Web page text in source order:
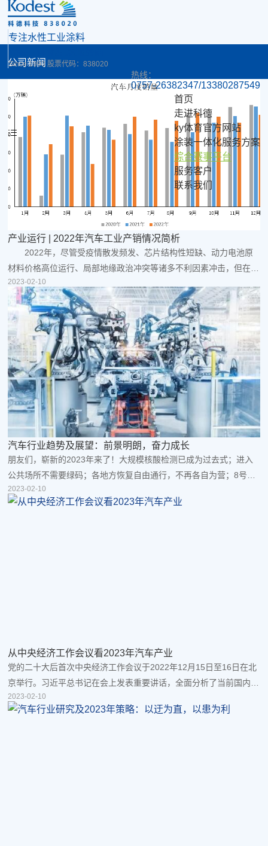
专注水性工业涂料
Since 1993 股票代码：838020
热线：
0757-26382347/13380287549
首页
走进科德
ky体育官方网站
涂装一体化服务方案
综合赛事平台
服务客户
联系我们
公司新闻
行业动态
技术干货
首页
产业运行 | 2022年汽车工业产销情况简析
2022年，尽管受疫情散发频发、芯片结构性短缺、动力电池原
材料价格高位运行、局部地缘政治冲突等诸多不利因素冲击，但在购
置税减半等一系列稳增长、促消费政策的有效拉动下，在全行业企业
共同努力下，中国汽车市场在逆境下整体复苏向好，实现正增长，展
现出强大的发展韧性。 2022年12月，汽车产销分别完成238.3万
辆和255.6万辆，产量环比下降0.3%，销量环比增长9.7%，同比分
别下降18.2%和8.4%。 2022年，汽车产销分别完成...
2023-02-10
汽车行业趋势及​展望：前景明朗，奋力成长
朋友们，崭新的2023年来了！大规模核酸检测已成为过去式；进入
公共场所不需要绿码；各地方恢复自由通行，不再各自为营；8号开
始回国不再需要集中隔离，中国正式全面放开！过去的一年，面对着
疫情、材料稀缺、一“芯”难求、成本上升、物流受阻等问题，让中国
2023-02-10
从中央经济工作会议看2023年汽车产业
党的二十大后首次中央经济工作会议于2022年12月15日至16日在北
京举行。习近平总书记在会上发表重要讲话，全面分析了当前国内国
际经济形势，系统部署了2023年经济工作，为做好经济工作指明方
向，为全面建设社会主义现代化国家开好局、起好步定向领航。汽车
2023-02-10